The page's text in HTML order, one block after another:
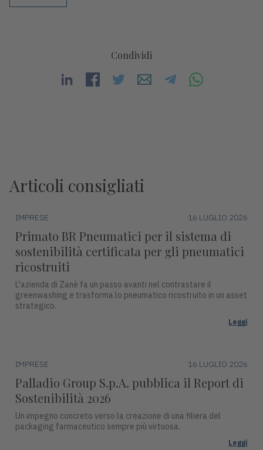
Condividi
Articoli consigliati
IMPRESE 16 LUGLIO 2026
Primato BR Pneumatici per il sistema di
sostenibilità certificata per gli pneumatici
ricostruiti
L'azienda di Zanè fa un passo avanti nel contrastare il
greenwashing e trasforma lo pneumatico ricostruito in un asset
strategico.
Leggi
IMPRESE 16 LUGLIO 2026
Palladio Group S.p.A. pubblica il Report di
Sostenibilità 2026
Un impegno concreto verso la creazione di una filiera del
packaging farmaceutico sempre più virtuosa.
Leggi